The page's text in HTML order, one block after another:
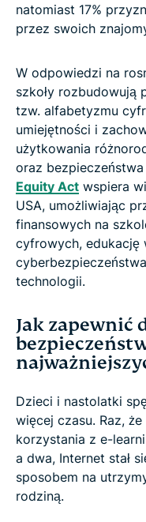
natomiast 17%
przez swoich
W odpowiedzi na
szkoły rozbudowują
tzw. alfabetyzmu
umiejętności i
użytkowania
oraz
Equity Act wspiera
USA, umożliwiając
finansowych na
cyfrowych, edukację
technologii.
Jak zapewnić
Dzieci i nastolatki
więcej czasu. Raz,
korzystania z e-
a dwa, Internet stał
sposobem na
rodziną.